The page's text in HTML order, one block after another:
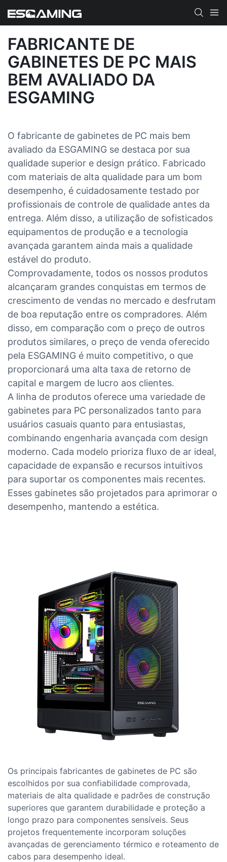
FABRICANTE DE
GABINETES DE PC MAIS
BEM AVALIADO DA
ESGAMING
O fabricante de gabinetes de PC mais bem
avaliado da ESGAMING se destaca por sua
qualidade superior e design prático. Fabricado
com materiais de alta qualidade para um bom
desempenho, é cuidadosamente testado por
profissionais de controle de qualidade antes da
entrega. Além disso, a utilização de sofisticados
equipamentos de produção e a tecnologia
avançada garantem ainda mais a qualidade
estável do produto.
Comprovadamente, todos os nossos produtos
alcançaram grandes conquistas em termos de
crescimento de vendas no mercado e desfrutam
de boa reputação entre os compradores. Além
disso, em comparação com o preço de outros
produtos similares, o preço de venda oferecido
pela ESGAMING é muito competitivo, o que
proporcionará uma alta taxa de retorno de
capital e margem de lucro aos clientes.
A linha de produtos oferece uma variedade de
gabinetes para PC personalizados tanto para
usuários casuais quanto para entusiastas,
combinando engenharia avançada com design
moderno. Cada modelo prioriza fluxo de ar ideal,
capacidade de expansão e recursos intuitivos
para suportar os componentes mais recentes.
Esses gabinetes são projetados para aprimorar o
desempenho, mantendo a estética.
Os principais fabricantes de gabinetes de PC são
escolhidos por sua confiabilidade comprovada,
materiais de alta qualidade e padrões de construção
superiores que garantem durabilidade e proteção a
longo prazo para componentes sensíveis. Seus
projetos frequentemente incorporam soluções
avançadas de gerenciamento térmico e roteamento de
cabos para desempenho ideal.